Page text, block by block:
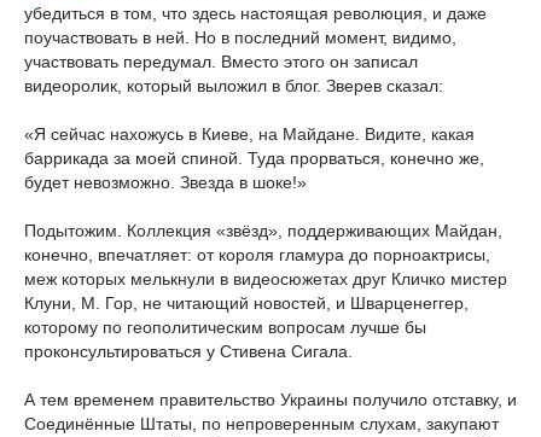
убедиться в том, что здесь настоящая революция, и даже
поучаствовать в ней. Но в последний момент, видимо,
участвовать передумал. Вместо этого он записал
видеоролик, который выложил в блог. Зверев сказал:
«Я сейчас нахожусь в Киеве, на Майдане. Видите, какая
баррикада за моей спиной. Туда прорваться, конечно же,
будет невозможно. Звезда в шоке!»
Подытожим. Коллекция «звёзд», поддерживающих Майдан,
конечно, впечатляет: от короля гламура до порноактрисы,
меж которых мелькнули в видеосюжетах друг Кличко мистер
Клуни, М. Гор, не читающий новостей, и Шварценеггер,
которому по геополитическим вопросам лучше бы
проконсультироваться у Стивена Сигала.
А тем временем правительство Украины получило отставку, и
Соединённые Штаты, по непроверенным слухам, закупают